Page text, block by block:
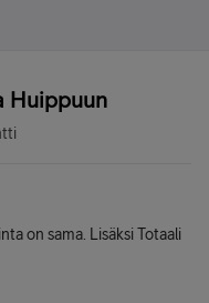
Huippuun
on sama. Lisäksi Totaali